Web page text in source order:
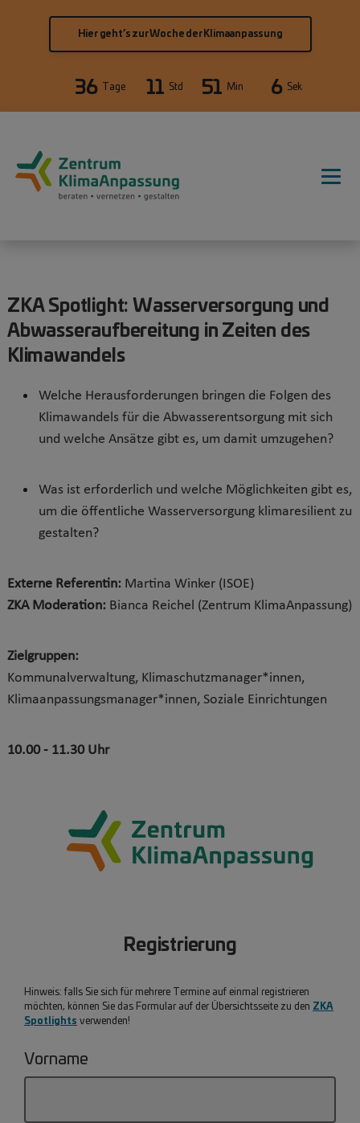
Hier geht’s zur Woche der Klimaanpassung
36 Tage 11 Std 51 Min 5 Sek
ZKA Spotlight: Wasserversorgung und
Abwasseraufbereitung in Zeiten des
Klimawandels
Welche Herausforderungen bringen die Folgen des
Klimawandels für die Abwasserentsorgung mit sich
und welche Ansätze gibt es, um damit umzugehen?
Was ist erforderlich und welche Möglichkeiten gibt es,
um die öffentliche Wasserversorgung klimaresilient zu
gestalten?
Externe Referentin: Martina Winker (ISOE)
ZKA Moderation: Bianca Reichel (Zentrum KlimaAnpassung)
Zielgruppen:
Kommunalverwaltung, Klimaschutzmanager*innen,
Klimaanpassungsmanager*innen, Soziale Einrichtungen
10.00 - 11.30 Uhr
Registrierung
Hinweis: falls Sie sich für mehrere Termine auf einmal registrieren
möchten, können Sie das Formular auf der Übersichtsseite zu den ZKA
Spotlights verwenden!
Vorname